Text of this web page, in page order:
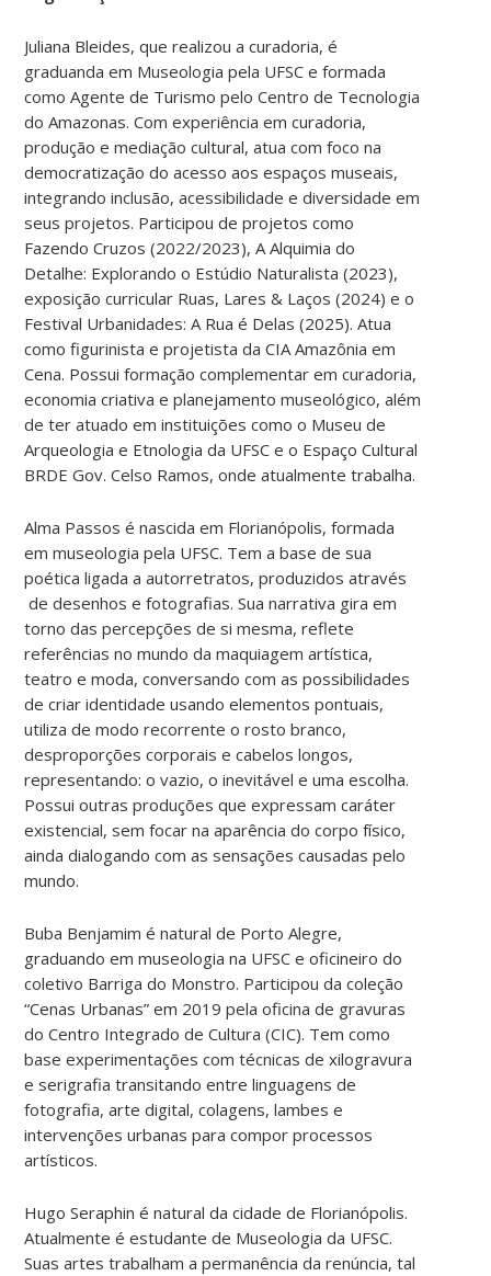
Juliana Bleides, que realizou a curadoria, é
graduanda em Museologia pela UFSC e formada
como Agente de Turismo pelo Centro de Tecnologia
do Amazonas. Com experiência em curadoria,
produção e mediação cultural, atua com foco na
democratização do acesso aos espaços museais,
integrando inclusão, acessibilidade e diversidade em
seus projetos. Participou de projetos como
Fazendo Cruzos (2022/2023), A Alquimia do
Detalhe: Explorando o Estúdio Naturalista (2023),
exposição curricular Ruas, Lares & Laços (2024) e o
Festival Urbanidades: A Rua é Delas (2025). Atua
como figurinista e projetista da CIA Amazônia em
Cena. Possui formação complementar em curadoria,
economia criativa e planejamento museológico, além
de ter atuado em instituições como o Museu de
Arqueologia e Etnologia da UFSC e o Espaço Cultural
BRDE Gov. Celso Ramos, onde atualmente trabalha.
Alma Passos é nascida em Florianópolis, formada
em museologia pela UFSC. Tem a base de sua
poética ligada a autorretratos, produzidos através
de desenhos e fotografias. Sua narrativa gira em
torno das percepções de si mesma, reflete
referências no mundo da maquiagem artística,
teatro e moda, conversando com as possibilidades
de criar identidade usando elementos pontuais,
utiliza de modo recorrente o rosto branco,
desproporções corporais e cabelos longos,
representando: o vazio, o inevitável e uma escolha.
Possui outras produções que expressam caráter
existencial, sem focar na aparência do corpo físico,
ainda dialogando com as sensações causadas pelo
mundo.
Buba Benjamim é natural de Porto Alegre,
graduando em museologia na UFSC e oficineiro do
coletivo Barriga do Monstro. Participou da coleção
“Cenas Urbanas” em 2019 pela oficina de gravuras
do Centro Integrado de Cultura (CIC). Tem como
base experimentações com técnicas de xilogravura
e serigrafia transitando entre linguagens de
fotografia, arte digital, colagens, lambes e
intervenções urbanas para compor processos
artísticos.
Hugo Seraphin é natural da cidade de Florianópolis.
Atualmente é estudante de Museologia da UFSC.
Suas artes trabalham a permanência da renúncia, tal